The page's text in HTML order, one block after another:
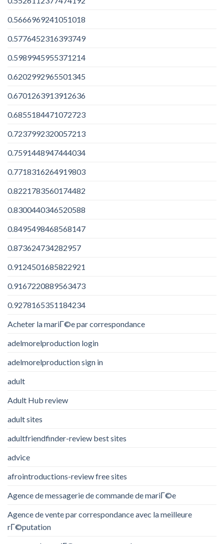
0.5666969241051018
0.5776452316393749
0.5989945955371214
0.6202992965501345
0.6701263913912636
0.6855184471072723
0.7237992320057213
0.7591448947444034
0.7718316264919803
0.8221783560174482
0.8300440346520588
0.8495498468568147
0.873624734282957
0.9124501685822921
0.9167220889563473
0.9278165351184234
Acheter la mariГ©e par correspondance
adelmorelproduction login
adelmorelproduction sign in
adult
Adult Hub review
adult sites
adultfriendfinder-review best sites
advice
afrointroductions-review free sites
Agence de messagerie de commande de mariГ©e
Agence de vente par correspondance avec la meilleure
rГ©putation